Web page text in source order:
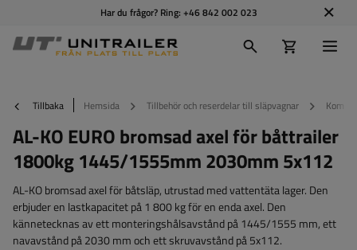
Har du frågor? Ring: +46 842 002 023
Tillbaka Hemsida Tillbehör och reserdelar till släpvagnar
AL-KO EURO bromsad axel för båttrailer
1800kg 1445/1555mm 2030mm 5x112
AL-KO bromsad axel för båtsläp, utrustad med vattentäta lager. Den
erbjuder en lastkapacitet på 1 800 kg för en enda axel. Den
kännetecknas av ett monteringshålsavstånd på 1445/1555 mm, ett
navavstånd på 2030 mm och ett skruvavstånd på 5x112.